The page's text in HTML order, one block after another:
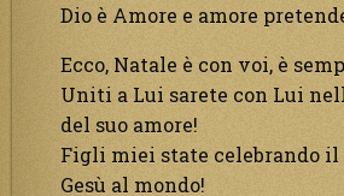
Dio è Amore e amore
Ecco, Natale è con voi, è
Uniti a Lui sarete con Lui
del suo amore!
Figli miei state celebrando
Gesù al mondo!